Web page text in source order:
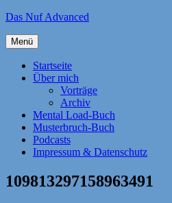
Zum
springen
Das Nuf Advanced
Menü
Startseite
Über mich
Vorträge
Archiv
Mental Load-Buch
Musterbruch-Buch
Podcasts
Impressum & Datenschutz
109813297158963491